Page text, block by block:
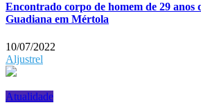
Encontrado corpo de homem de 29 anos
Guadiana em Mértola
10/07/2022
Aljustrel
Atualidade